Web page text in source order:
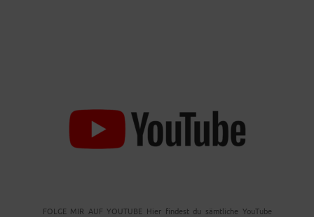
FOLGE MIR AUF YOUTUBE Hier findest du sämtliche YouTube